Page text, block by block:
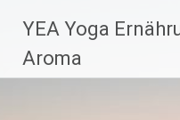
Inhalt
springen
YEA Yoga
Aroma